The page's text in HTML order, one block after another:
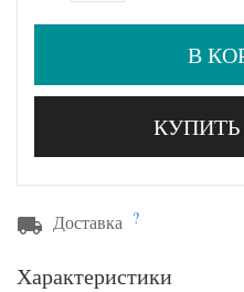
В
КУПИТЬ
Доставка ?
Характеристики